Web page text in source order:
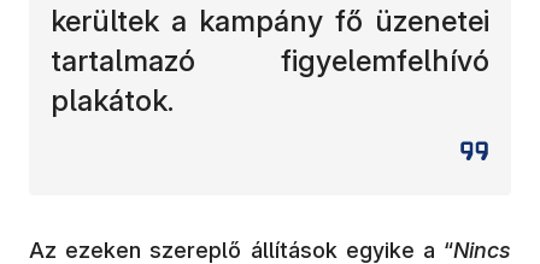
kerültek a kampány fő üzenetei
tartalmazó figyelemfelhívó
plakátok.
Az ezeken szereplő állítások egyike a “Nincs